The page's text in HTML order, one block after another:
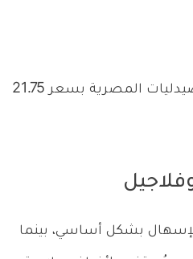
يتوفر نيتازود شراب في الصيدليات المصرية بسعر 21.75
بشكل أساسي، بينما